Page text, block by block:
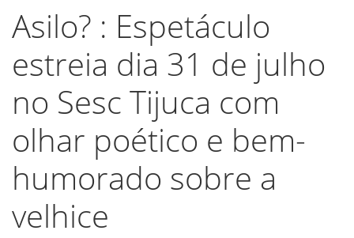
Asilo? : Espetáculo
estreia dia 31 de julho
no Sesc Tijuca com
olhar poético e bem-
humorado sobre a
velhice